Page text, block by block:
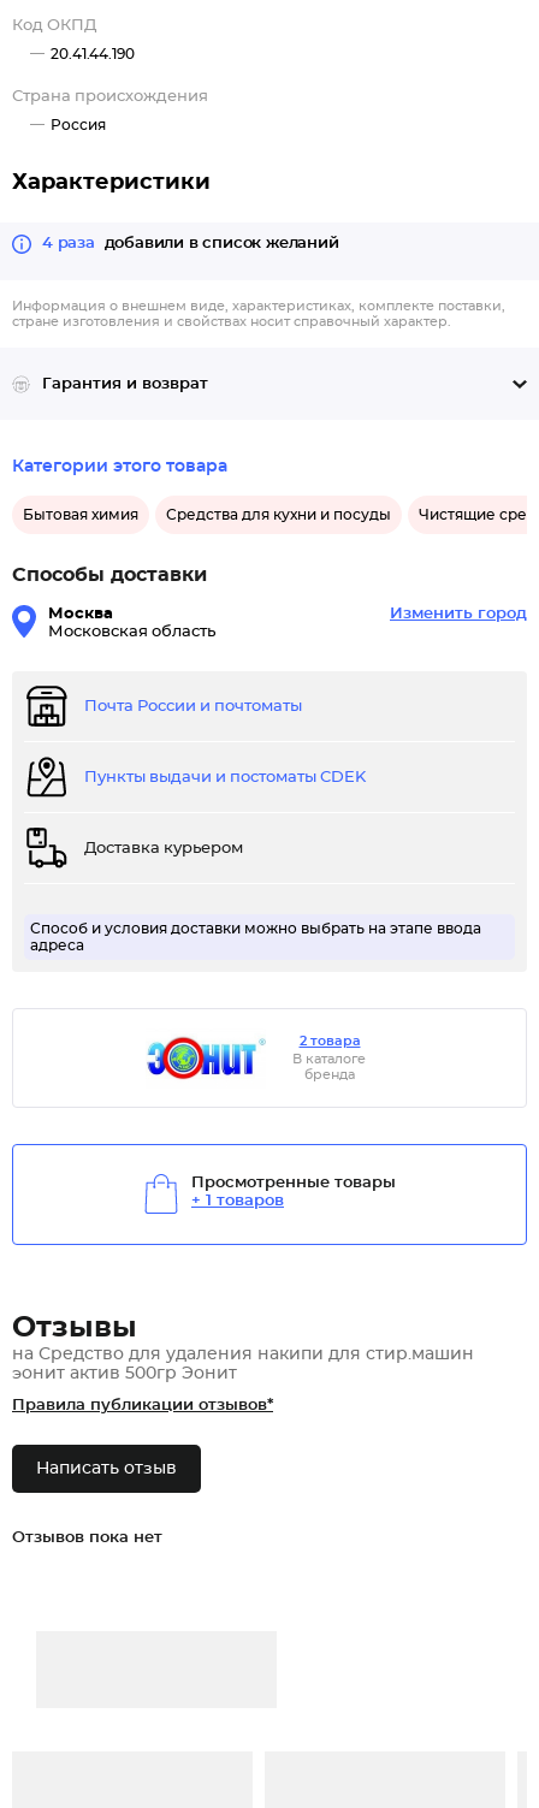
Код ОКПД
20.41.44.190
Страна происхождения
Россия
Характеристики
4 раза добавили в список желаний
Информация о внешнем виде, характеристиках, комплекте поставки,
стране изготовления и свойствах носит справочный характер.
Гарантия и возврат
Категории этого товара
Бытовая химия Средства для кухни и посуды Чистящие
Способы доставки
Москва
Московская область
Изменить город
Почта России и почтоматы
Пункты выдачи и постоматы CDEK
Доставка курьером
Способ и условия доставки можно выбрать на этапе ввода
адреса
2 товара
В каталоге
бренда
Просмотренные товары
+ 1 товаров
Отзывы
на Средство для удаления накипи для стир.машин
эонит актив 500гр Эонит
Правила публикации отзывов*
Написать отзыв
Отзывов пока нет